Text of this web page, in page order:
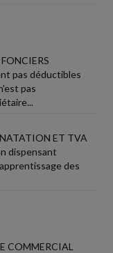
pas déductibles
pas
NATATION ET TVA
dispensant
des
COMMERCIAL